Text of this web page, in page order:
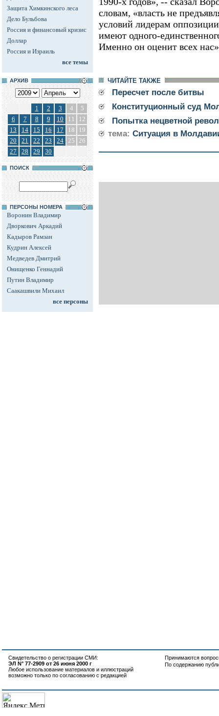
Защита Химкинского леса
Дело Бульбова
Россия и финансовый кризис
Доллар
Россия и Израиль
все темы
АРХИВ
1 2 3 4
5
6
7 8 9 10 11
12
13
14 15 16 17 18
19
20
21 22 23 24 25 26
27
28 29 30
ПОИСК
ПЕРСОНЫ НОМЕРА
Воронин Владимир
Дворкович Аркадий
Кадыров Рамзан
Кудрин Алексей
Медведев Дмитрий
Онищенко Геннадий
Путин Владимир
Саакашвили Михаил
все персоны
словам, «власть не
условий лидерам
имеют одного-
Именно он оценит всех
ЧИТАЙТЕ ТАКЖЕ
Пересчет после битвы
Конституционный суд
Попытка нецветной
тема: Ситуация в
Свидетельство о регистрации СМИ:
ЭЛ N° 77-2909 от 26 июня 2000 г
Любое использование материалов и иллюстраций
возможно только по согласованию с редакцией
Принимаются
По содержанию